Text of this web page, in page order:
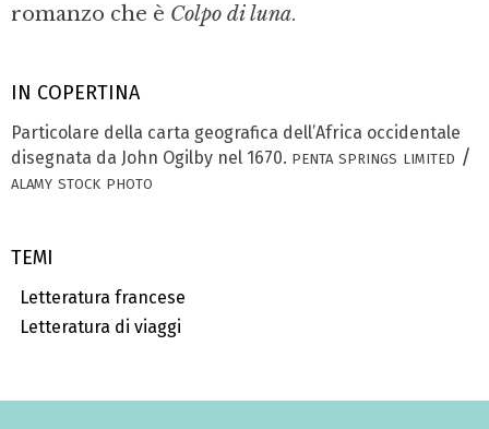
IN COPERTINA
Particolare della carta geografica dell’Africa occidentale
disegnata da John Ogilby nel 1670. penta springs limited /
alamy stock photo
TEMI
Letteratura francese
Letteratura di viaggi
romanzo che è Colpo di luna.